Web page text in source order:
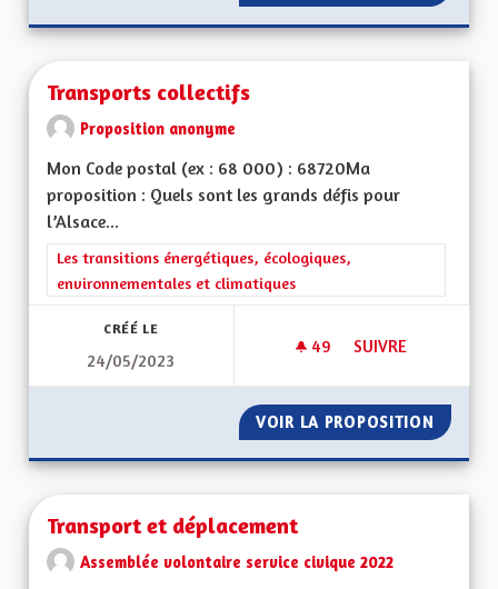
Transports collectifs
Proposition anonyme
Mon Code postal (ex : 68 000) : 68720Ma
proposition : Quels sont les grands défis pour
l’Alsace...
Filtrer les résultats de la catégorie : Les transitions
Les transitions énergétiques, écologiques,
environnementales et climatiques
CRÉÉ LE
24/05/2023
49 49 ABONNÉS
SUIVRE
VOIR LA PROPOSITION
Transport et déplacement
Assemblée volontaire service civique 2022